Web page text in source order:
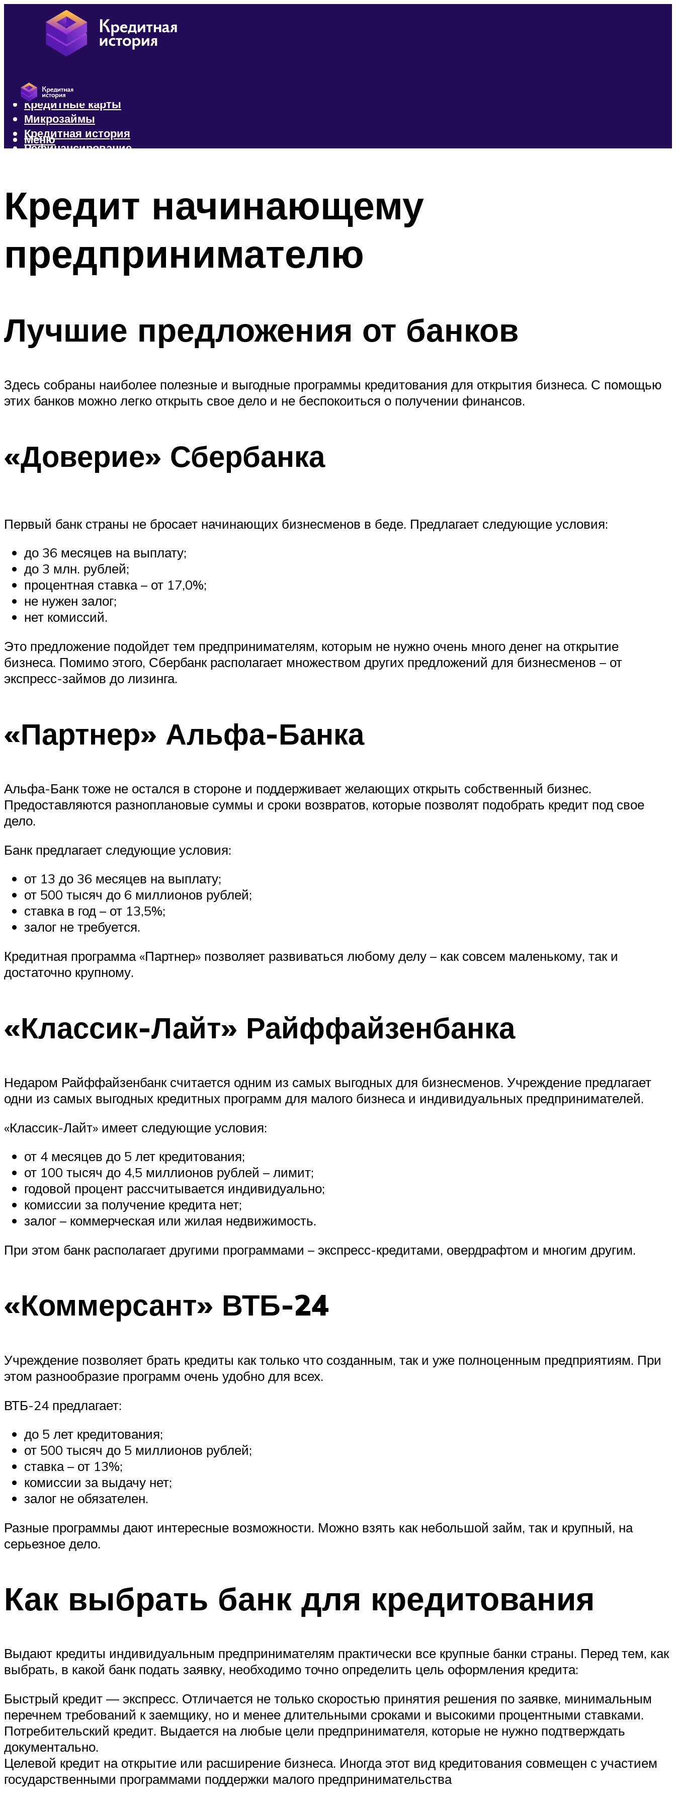
Кредиты
Кредитные карты
Микрозаймы
Кредитная история
Рефинансирование
Меню
Кредит начинающему
предпринимателю
Лучшие предложения от банков
Здесь собраны наиболее полезные и выгодные программы кредитования для открытия бизнеса. С помощью
этих банков можно легко открыть свое дело и не беспокоиться о получении финансов.
«Доверие» Сбербанка
Первый банк страны не бросает начинающих бизнесменов в беде. Предлагает следующие условия:
до 36 месяцев на выплату;
до 3 млн. рублей;
процентная ставка – от 17,0%;
не нужен залог;
нет комиссий.
Это предложение подойдет тем предпринимателям, которым не нужно очень много денег на открытие
бизнеса. Помимо этого, Сбербанк располагает множеством других предложений для бизнесменов – от
экспресс-займов до лизинга.
«Партнер» Альфа-Банка
Альфа-Банк тоже не остался в стороне и поддерживает желающих открыть собственный бизнес.
Предоставляются разноплановые суммы и сроки возвратов, которые позволят подобрать кредит под свое
дело.
Банк предлагает следующие условия:
от 13 до 36 месяцев на выплату;
от 500 тысяч до 6 миллионов рублей;
ставка в год – от 13,5%;
залог не требуется.
Кредитная программа «Партнер» позволяет развиваться любому делу – как совсем маленькому, так и
достаточно крупному.
«Классик-Лайт» Райффайзенбанка
Недаром Райффайзенбанк считается одним из самых выгодных для бизнесменов. Учреждение предлагает
одни из самых выгодных кредитных программ для малого бизнеса и индивидуальных предпринимателей.
«Классик-Лайт» имеет следующие условия:
от 4 месяцев до 5 лет кредитования;
от 100 тысяч до 4,5 миллионов рублей – лимит;
годовой процент рассчитывается индивидуально;
комиссии за получение кредита нет;
залог – коммерческая или жилая недвижимость.
При этом банк располагает другими программами – экспресс-кредитами, овердрафтом и многим другим.
«Коммерсант» ВТБ-24
Учреждение позволяет брать кредиты как только что созданным, так и уже полноценным предприятиям. При
этом разнообразие программ очень удобно для всех.
ВТБ-24 предлагает:
до 5 лет кредитования;
от 500 тысяч до 5 миллионов рублей;
ставка – от 13%;
комиссии за выдачу нет;
залог не обязателен.
Разные программы дают интересные возможности. Можно взять как небольшой займ, так и крупный, на
серьезное дело.
Как выбрать банк для кредитования
Выдают кредиты индивидуальным предпринимателям практически все крупные банки страны. Перед тем, как
выбрать, в какой банк подать заявку, необходимо точно определить цель оформления кредита:
Быстрый кредит — экспресс. Отличается не только скоростью принятия решения по заявке, минимальным
перечнем требований к заемщику, но и менее длительными сроками и высокими процентными ставками.
Потребительский кредит. Выдается на любые цели предпринимателя, которые не нужно подтверждать
документально.
Целевой кредит на открытие или расширение бизнеса. Иногда этот вид кредитования совмещен с участием
государственными программами поддержки малого предпринимательства